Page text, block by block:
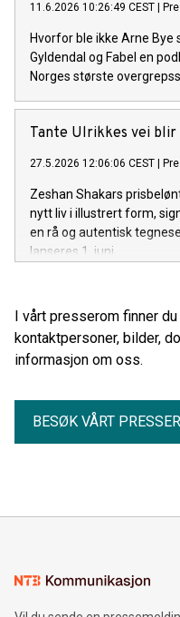
11.6.2026 10:26:49 CEST
Hvorfor ble ikke Arne Bye
Gyldendal og Fabel en
Norges største
Tante Ulrikkes vei
27.5.2026 12:06:06 CEST
Zeshan Shakars
nytt liv i illustrert form,
en rå og autentisk
lanseres 1. juni.
I vårt presserom finner
kontaktpersoner, bilder,
informasjon om oss.
BESØK VÅRT